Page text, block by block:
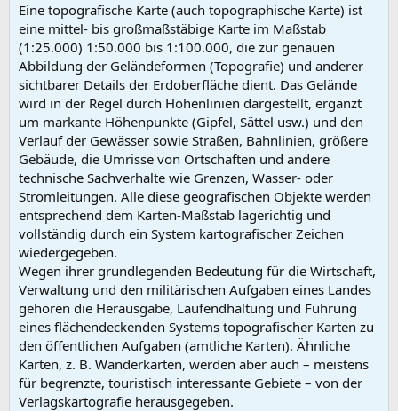
Eine topografische Karte (auch topographische Karte) ist
eine mittel- bis großmaßstäbige Karte im Maßstab
(1:25.000) 1:50.000 bis 1:100.000, die zur genauen
Abbildung der Geländeformen (Topografie) und anderer
sichtbarer Details der Erdoberfläche dient. Das Gelände
wird in der Regel durch Höhenlinien dargestellt, ergänzt
um markante Höhenpunkte (Gipfel, Sättel usw.) und den
Verlauf der Gewässer sowie Straßen, Bahnlinien, größere
Gebäude, die Umrisse von Ortschaften und andere
technische Sachverhalte wie Grenzen, Wasser- oder
Stromleitungen. Alle diese geografischen Objekte werden
entsprechend dem Karten-Maßstab lagerichtig und
vollständig durch ein System kartografischer Zeichen
wiedergegeben.
Wegen ihrer grundlegenden Bedeutung für die Wirtschaft,
Verwaltung und den militärischen Aufgaben eines Landes
gehören die Herausgabe, Laufendhaltung und Führung
eines flächendeckenden Systems topografischer Karten zu
den öffentlichen Aufgaben (amtliche Karten). Ähnliche
Karten, z. B. Wanderkarten, werden aber auch – meistens
für begrenzte, touristisch interessante Gebiete – von der
Verlagskartografie herausgegeben.